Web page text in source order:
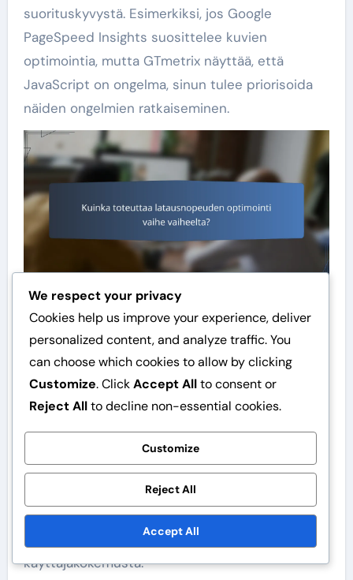
suorituskyvystä. Esimerkiksi, jos Google
PageSpeed Insights suosittelee kuvien
optimointia, mutta GTmetrix näyttää, että
JavaScript on ongelma, sinun tulee priorisoida
näiden ongelmien ratkaiseminen.
Kuinka toteuttaa
latausnopeuden
optimointi vaihe
vaiheelta?
Latausnopeuden optimointi on keskeinen osa
WordPress-sivuston suorituskyvyn
parantamista. Seuraamalla tiettyjä vaiheita voit
merkittävästi parantaa sivustosi latausaikoja ja
käyttäjäkokemusta.
We respect your privacy
Cookies help us improve your experience, deliver
personalized content, and analyze traffic. You
can choose which cookies to allow by clicking
Customize. ClickAccept Allto consent or
Reject Allto decline non-essential cookies.
Customize
Reject All
Accept All